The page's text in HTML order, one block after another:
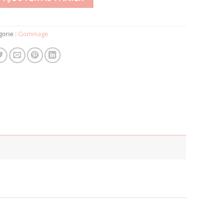
: Gommage